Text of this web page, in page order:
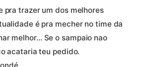
pra trazer um dos melhores
é pra mecher no time da
melhor… Se o sampaio nao
acataria teu pedido.